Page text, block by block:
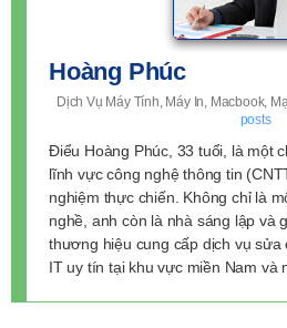
Hoàng Phúc
Dịch Vụ Máy Tính, Máy In, Macbook,
posts
Điểu Hoàng Phúc, 33 tuổi, là một
lĩnh vực công nghệ thông tin
nghiệm thực chiến. Không chỉ là
nghề, anh còn là nhà sáng lập và
thương hiệu cung cấp dịch vụ
IT uy tín tại khu vực miền Nam và